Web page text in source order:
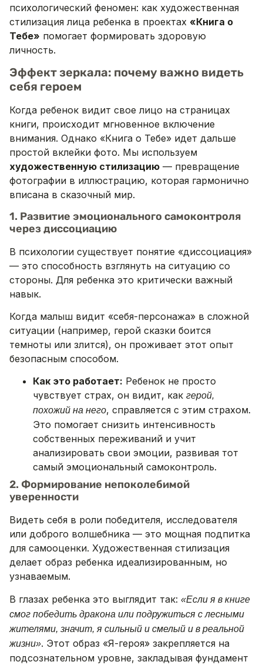
психологический феномен: как художественная
стилизация лица ребенка в проектах «Книга о
Тебе» помогает формировать здоровую
личность.
Эффект зеркала: почему важно видеть
себя героем
Когда ребенок видит свое лицо на страницах
книги, происходит мгновенное включение
внимания. Однако «Книга о Тебе» идет дальше
простой вклейки фото. Мы используем
художественную стилизацию — превращение
фотографии в иллюстрацию, которая гармонично
вписана в сказочный мир.
1. Развитие эмоционального самоконтроля
через диссоциацию
В психологии существует понятие «диссоциация»
— это способность взглянуть на ситуацию со
стороны. Для ребенка это критически важный
навык.
Когда малыш видит «себя-персонажа» в сложной
ситуации (например, герой сказки боится
темноты или злится), он проживает этот опыт
безопасным способом.
Как это работает: Ребенок не просто
чувствует страх, он видит, как герой,
похожий на него, справляется с этим страхом.
Это помогает снизить интенсивность
собственных переживаний и учит
анализировать свои эмоции, развивая тот
самый эмоциональный самоконтроль.
2. Формирование непоколебимой
уверенности
Видеть себя в роли победителя, исследователя
или доброго волшебника — это мощная подпитка
для самооценки. Художественная стилизация
делает образ ребенка идеализированным, но
узнаваемым.
В глазах ребенка это выглядит так: «Если я в книге
смог победить дракона или подружиться с лесными
жителями, значит, я сильный и смелый и в реальной
жизни». Этот образ «Я-героя» закрепляется на
подсознательном уровне, закладывая фундамент